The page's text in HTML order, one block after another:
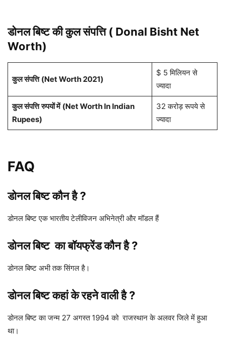
डोनल बिष्ट की कुल संपत्ति ( Donal Bisht Net
Worth)
कुल संपत्ति (Net Worth 2021)
$ 5 मिलियन से
ज्यादा
कुल संपत्ति रुपयों में (Net Worth In Indian
Rupees)
32 करोड़ रूपये से
ज्यादा
FAQ
डोनल बिष्ट कौन है ?
डोनल बिष्ट एक भारतीय टेलीविजन अभिनेत्री और मॉडल हैं
डोनल बिष्ट का बॉयफ्रेंड कौन है ?
डोनल बिष्ट अभी तक सिंगल है।
डोनल बिष्ट कहां के रहने वाली है ?
डोनल बिष्ट का जन्म 27 अगस्त 1994 को राजस्थान के अलवर जिले में हुआ
था।